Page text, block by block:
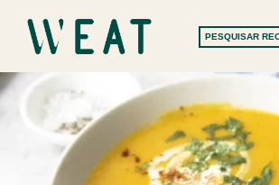
content
PESQUISAR